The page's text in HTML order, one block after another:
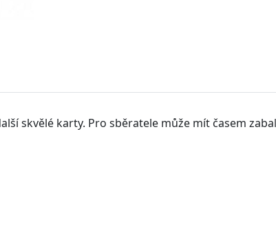
skvělé karty. Pro sběratele může mít časem